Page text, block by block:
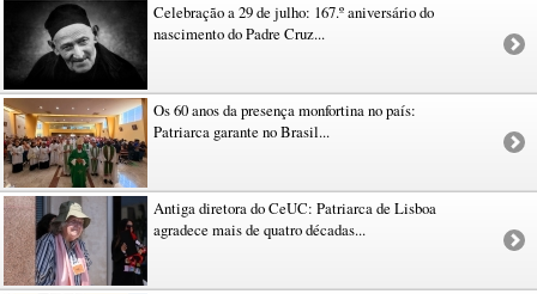
Celebração a 29 de julho: 167.º aniversário do
nascimento do Padre Cruz...
Os 60 anos da presença monfortina no país:
Patriarca garante no Brasil...
Antiga diretora do CeUC: Patriarca de Lisboa
agradece mais de quatro décadas...